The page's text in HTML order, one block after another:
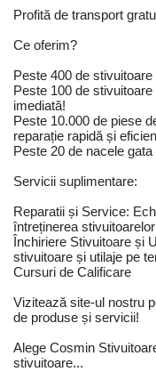
Profită de transport
Ce oferim?
Peste 400 de
Peste 100 de
imediată!
Peste 10.000 de piese
reparație rapidă și
Peste 20 de nacele
Servicii suplimentare:
Reparatii și Service:
întreținerea
Închiriere Stivuitoare și
stivuitoare și utilaje pe
Cursuri de Calificare
Vizitează site-ul nostru
de produse și servicii!
Alege Cosmin
stivuitoare...